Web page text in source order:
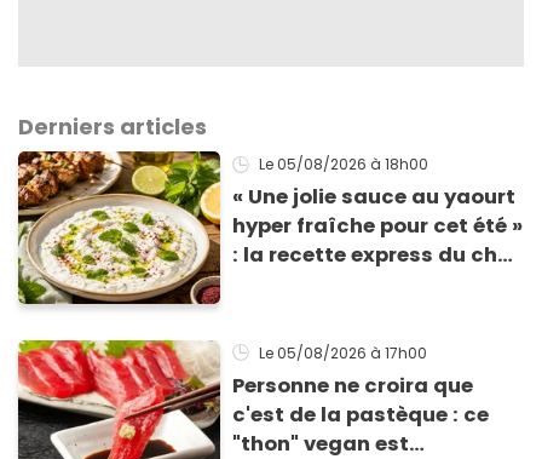
Derniers articles
Le 05/08/2026 à 18h00
« Une jolie sauce au yaourt
hyper fraîche pour cet été »
: la recette express du chef
grillades
Le 05/08/2026 à 17h00
Personne ne croira que
c'est de la pastèque : ce
"thon" vegan est